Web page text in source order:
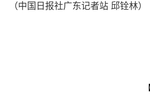
（中国日报社广东记者站 邱铨林）